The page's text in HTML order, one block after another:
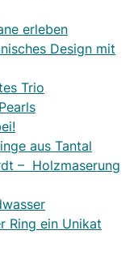
erleben
Design mit
Trio
aus Tantal
– Holzmaserung
Ring ein Unikat